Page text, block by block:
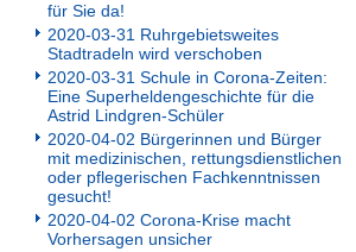
für Sie da!
2020-03-31 Ruhrgebietsweites
Stadtradeln wird verschoben
2020-03-31 Schule in Corona-Zeiten:
Eine Superheldengeschichte für die
Astrid Lindgren-Schüler
2020-04-02 Bürgerinnen und Bürger
mit medizinischen, rettungsdienstlichen
oder pflegerischen Fachkenntnissen
gesucht!
2020-04-02 Corona-Krise macht
Vorhersagen unsicher